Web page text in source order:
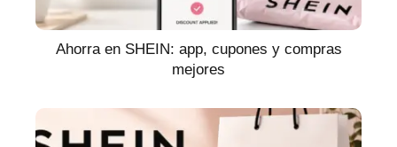
Ahorra en SHEIN: app, cupones y compras
mejores